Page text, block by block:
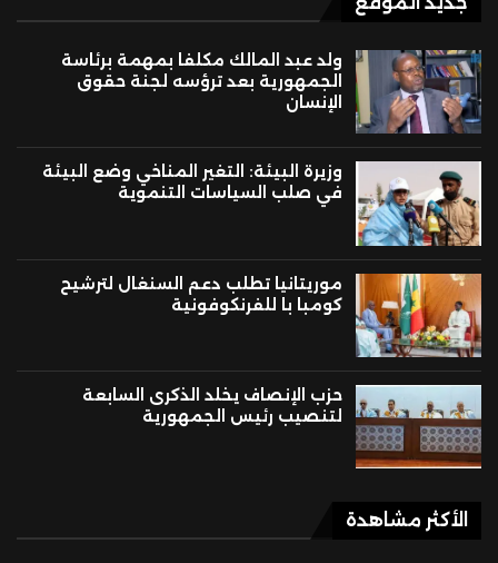
ولد عبد المالك مكلفا بمهمة برئاسة
الجمهورية بعد ترؤسه لجنة حقوق
الإنسان
وزيرة البيئة: التغير المناخي وضع البيئة
في صلب السياسات التنموية
موريتانيا تطلب دعم السنغال لترشيح
كومبا با للفرنكوفونية
حزب الإنصاف يخلد الذكرى السابعة
لتنصيب رئيس الجمهورية
الأكثر مشاهدة